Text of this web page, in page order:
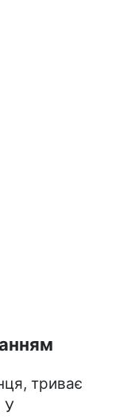
триває
У